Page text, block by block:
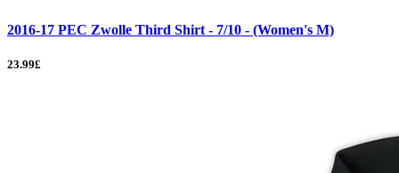
2016-17 PEC Zwolle Third Shirt - 7/10 - (Women's M)
23.99£